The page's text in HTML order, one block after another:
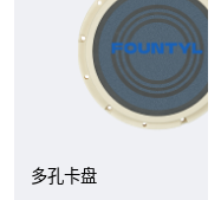
多孔卡盘